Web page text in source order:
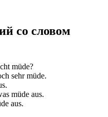
со словом
müde?
sehrmüde.
müde aus.
aus.